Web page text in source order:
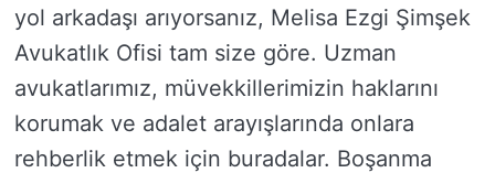
yol arkadaşı arıyorsanız, Melisa Ezgi Şimşek
Avukatlık Ofisi tam size göre. Uzman
avukatlarımız, müvekkillerimizin haklarını
korumak ve adalet arayışlarında onlara
rehberlik etmek için buradalar. Boşanma